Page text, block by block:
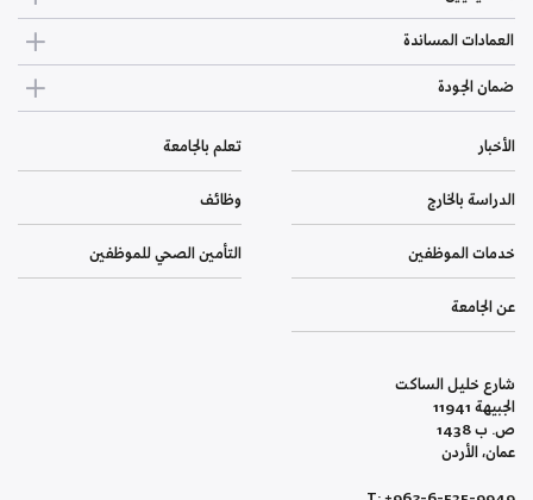
العمادات المساندة
ضمان الجودة
الأخبار تعلم بالجامعة
الدراسة بالخارج وظائف
خدمات الموظفين التأمين الصحي للموظفين
عن الجامعة
شارع خليل الساكت
الجبيهة 11941
ص. ب 1438
عمان، الأردن